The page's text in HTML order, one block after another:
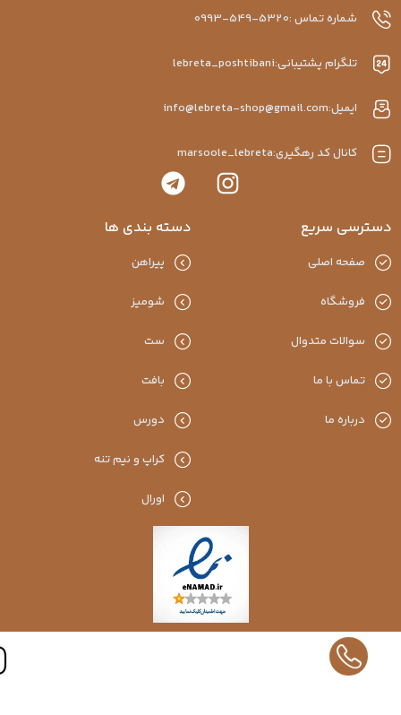
شماره تماس :5320-549-0993
تلگرام پشتیبانی:lebreta_poshtibani
ایمیل:info@lebreta-shop@gmail.com
کانال کد رهگیری:marsoole_lebreta
سریع
صفحه اصلی
فروشگاه
سوالات متدوال
تماس با ما
درباره ما
دسته بندی ها
پیراهن
شومیز
ست
بافت
دورس
کراپ و نیم تنه
اورال